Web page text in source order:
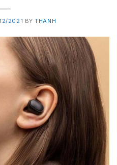
2021 BYTHANH